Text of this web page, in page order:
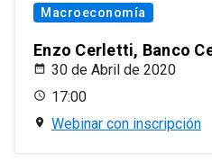
Macroeconomía
Enzo Cerletti, Banco
30 de Abril de 2020
17:00
Webinar con inscripción